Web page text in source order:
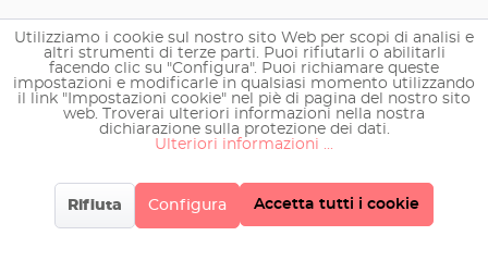
Copyright © 2026 EHEIM GmbH & Co. KG.
Utilizziamo i cookie sul nostro sito Web per scopi di analisi e
altri strumenti di terze parti. Puoi rifiutarli o abilitarli
facendo clic su "Configura". Puoi richiamare queste
impostazioni e modificarle in qualsiasi momento utilizzando
il link "Impostazioni cookie" nel piè di pagina del nostro sito
web. Troverai ulteriori informazioni nella nostra
dichiarazione sulla protezione dei dati.
Ulteriori informazioni ...
Rifiuta Configura Accetta tutti i cookie